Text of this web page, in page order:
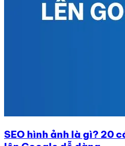
SEO hình ảnh là gì? 20